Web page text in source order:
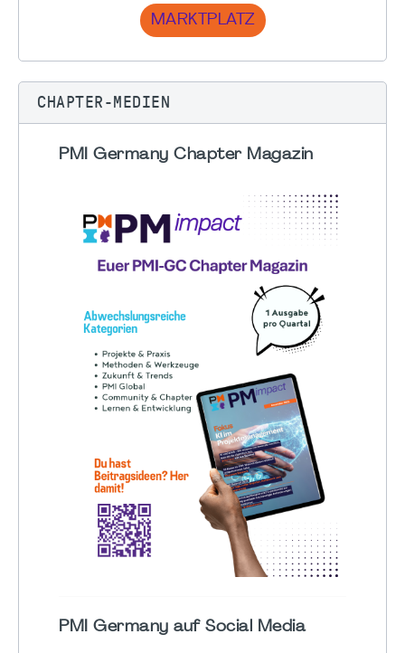
MARKTPLATZ
CHAPTER-MEDIEN
PMI Germany Chapter Magazin
PMI Germany auf Social Media